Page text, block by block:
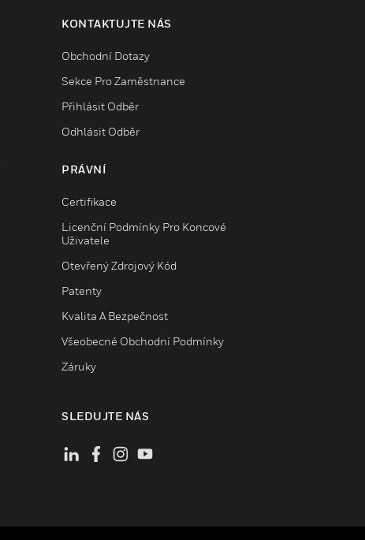
KONTAKTUJTE NÁS
Obchodní Dotazy
Sekce Pro Zaměstnance
Přihlásit Odběr
Odhlásit Odběr
PRÁVNÍ
Certifikace
Licenční Podmínky Pro Koncové
Uživatele
Otevřený Zdrojový Kód
Patenty
Kvalita A Bezpečnost
Všeobecné Obchodní Podmínky
Záruky
SLEDUJTE NÁS